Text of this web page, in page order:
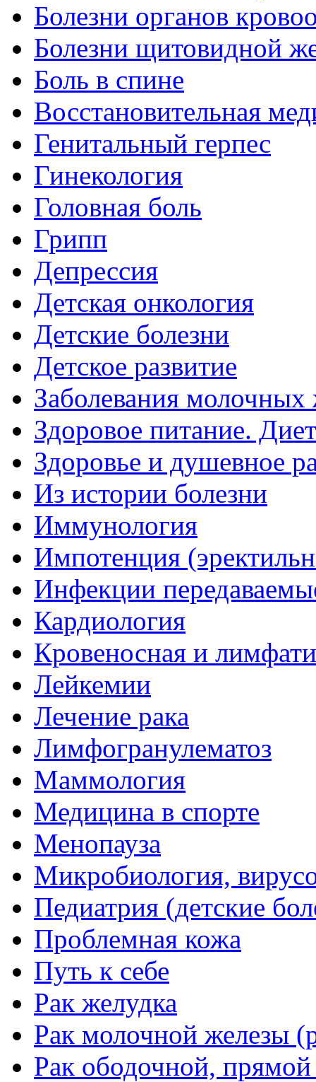
Болезни органов
Болезни щитовидной
Боль в спине
Восстановительная
Генитальный герпес
Гинекология
Головная боль
Грипп
Депрессия
Детская онкология
Детские болезни
Детское развитие
Заболевания молочных
Здоровое питание.
Здоровье и душевное
Из истории болезни
Иммунология
Импотенция
Инфекции
Кардиология
Кровеносная и
Лейкемии
Лечение рака
Лимфогранулематоз
Маммология
Медицина в спорте
Менопауза
Микробиология,
Педиатрия (детские
Проблемная кожа
Путь к себе
Рак желудка
Рак молочной железы
Рак ободочной,